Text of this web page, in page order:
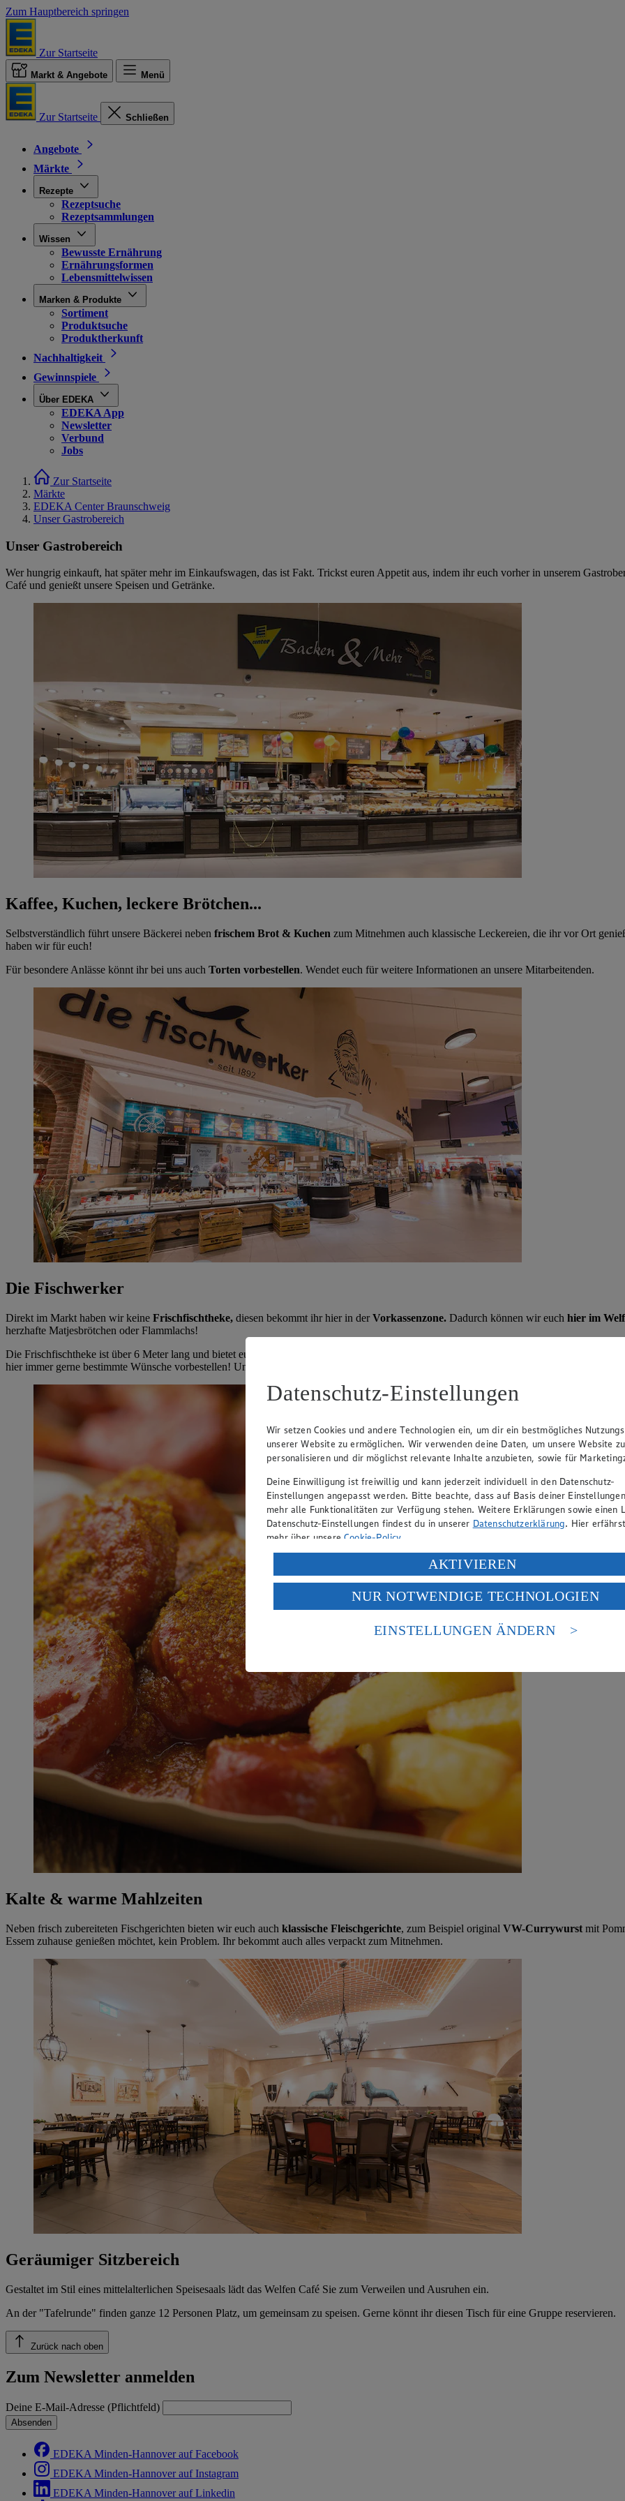
Zum Hauptbereich springen
Zur Startseite
Markt & Angebote Menü
Zur Startseite Schließen
Angebote
Märkte
Rezepte
Rezeptsuche
Rezeptsammlungen
Wissen
Bewusste Ernährung
Ernährungsformen
Lebensmittelwissen
Marken & Produkte
Sortiment
Produktsuche
Produktherkunft
Nachhaltigkeit
Gewinnspiele
Über EDEKA
EDEKA App
Newsletter
Verbund
Jobs
Zur Startseite
Märkte
EDEKA Center Braunschweig
Unser Gastrobereich
Unser Gastrobereich
Wer hungrig einkauft, hat später mehr im Einkaufswagen, das ist Fakt. Trickst euren Appetit aus, indem ihr euch vorher in unserem
Café und genießt unsere Speisen und Getränke.
Kaffee, Kuchen, leckere Brötchen...
Selbstverständlich führt unsere Bäckerei neben frischem Brot & Kuchen zum Mitnehmen auch klassische Leckereien, die ihr vor Ort
haben wir für euch!
Für besondere Anlässe könnt ihr bei uns auch Torten vorbestellen. Wendet euch für weitere Informationen an unsere Mitarbeitenden.
Die Fischwerker
Direkt im Markt haben wir keine Frischfischtheke, diesen bekommt ihr hier in derVorkassenzone. Dadurch können wir euch hier im
herzhafte Matjesbrötchen oder Flammlachs!
Die Frischfischtheke ist über 6 Meter lang und bietet euch viel
. Freut euch auf
hier immer gerne bestimmte Wünsche vorbestellen! Und auch hier bieten wir
Kalte & warme Mahlzeiten
Neben frisch zubereiteten Fischgerichten bieten wir euch auch klassische Fleischgerichte, zum Beispiel original VW-Currywurst mit
Essem zuhause genießen möchtet, kein Problem. Ihr bekommt auch alles verpackt zum Mitnehmen.
Geräumiger Sitzbereich
Gestaltet im Stil eines mittelalterlichen Speisesaals lädt das Welfen Café Sie zum Verweilen und Ausruhen ein.
An der "Tafelrunde" finden ganze 12 Personen Platz, um gemeinsam zu speisen. Gerne könnt ihr diesen Tisch für eine Gruppe reservieren.
Zurück nach oben
Zum Newsletter anmelden
Deine E-Mail-Adresse (Pflichtfeld)
Absenden
EDEKA Minden-Hannover auf Facebook
EDEKA Minden-Hannover auf Instagram
EDEKA Minden-Hannover auf Linkedin
Datenschutz-Einstellungen
Wir setzen Cookies und andere Technologien ein, um dir ein bestmögliches
unserer Website zu ermöglichen. Wir verwenden deine Daten, um unsere Website zu
personalisieren und dir möglichst relevante Inhalte anzubieten, sowie für
Deine Einwilligung ist freiwillig und kann jederzeit individuell in den Datenschutz-
Einstellungen angepasst werden. Bitte beachte, dass auf Basis deiner
mehr alle Funktionalitäten zur Verfügung stehen. Weitere Erklärungen sowie einen
Datenschutz-Einstellungen findest du in unserer Datenschutzerklärung. Hier
mehr über unsereCookie-Policy.
Verarbeitung deiner personenbezogenen Daten in den USA durch Facebook und
Wenn du auf „Aktivieren“ klickst, willigst du im Sinne des Art. 49 Abs. 1 Satz 1 lit.
ein, dass deine Daten in den USA verarbeitet werden. Der EuGH sieht die USA als
einem nach europäischen Standards nicht angemessenen Datenschutzniveau an. Es
Risiko eines Zugriffs durch US-amerikanische Behörden.
AKTIVIEREN
NUR NOTWENDIGE TECHNOLOGIEN
EINSTELLUNGEN ÄNDERN